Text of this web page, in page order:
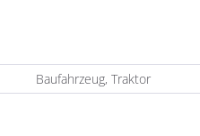
Baufahrzeug, Traktor